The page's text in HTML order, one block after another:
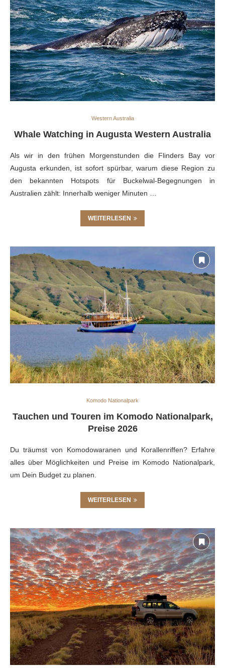
Western Australia
Whale Watching in Augusta Western Australia
Als wir in den frühen Morgenstunden die Flinders Bay vor
Augusta erkunden, ist sofort spürbar, warum diese Region zu
den bekannten Hotspots für Buckelwal-Begegnungen in
Australien zählt: Innerhalb weniger Minuten …
WEITERLESEN
Komodo Nationalpark
Tauchen und Touren im Komodo Nationalpark,
Preise 2026
Du träumst von Komodowaranen und Korallenriffen? Erfahre
alles über Möglichkeiten und Preise im Komodo Nationalpark,
um Dein Budget zu planen.
WEITERLESEN